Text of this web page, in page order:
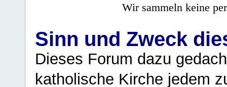
Wir sammeln keine
Sinn und Zweck
Dieses Forum dazu
katholische Kirche jedem